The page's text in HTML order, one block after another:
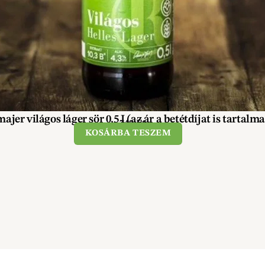
világos láger sör 0,5 I (az ár a betétdíjat is
740Ft
KOSÁRBA TESZEM